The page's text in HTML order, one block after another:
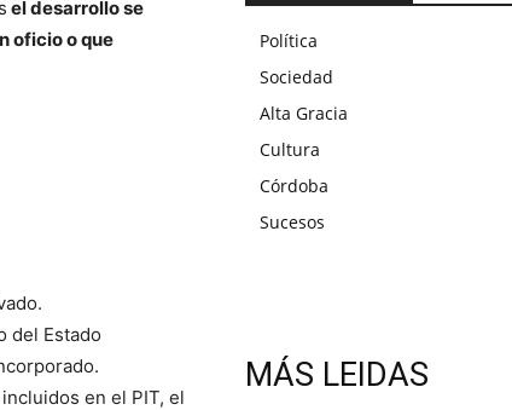
el desarrollo se
oficio o que
del Estado
en el PIT, el
Política
Sociedad
Alta Gracia
Cultura
Córdoba
Sucesos
MÁS LEIDAS